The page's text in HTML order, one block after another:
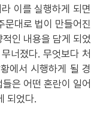
이를 실행하게 되면
문대로 법이 만들어진
인 내용을 담게 되었
너졌다. 무엇보다 처
에서 시행하게 될 경
은 어떤 혼란이 일어
되었다.